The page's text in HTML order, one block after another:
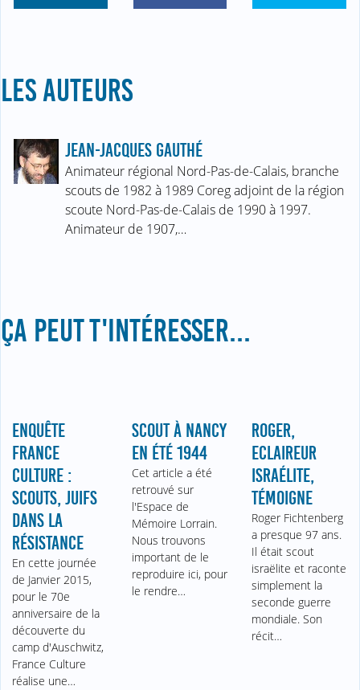
LES AUTEURS
JEAN-JACQUES GAUTHÉ
Animateur régional Nord-Pas-de-Calais, branche
scouts de 1982 à 1989 Coreg adjoint de la région
scoute Nord-Pas-de-Calais de 1990 à 1997.
Animateur de 1907,…
ÇA PEUT T'INTÉRESSER...
ENQUÊTE
FRANCE
CULTURE :
SCOUTS, JUIFS
DANS LA
RÉSISTANCE
En cette journée
de Janvier 2015,
pour le 70e
anniversaire de la
découverte du
camp d'Auschwitz,
France Culture
réalise une…
SCOUT À NANCY
EN ÉTÉ 1944
Cet article a été
retrouvé sur
l'Espace de
Mémoire Lorrain.
Nous trouvons
important de le
reproduire ici, pour
le rendre…
ROGER,
ECLAIREUR
ISRAÉLITE,
TÉMOIGNE
Roger Fichtenberg
a presque 97 ans.
Il était scout
israëlite et raconte
simplement la
seconde guerre
mondiale. Son
récit…